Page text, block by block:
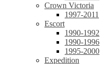
Crown Victoria
1997-2011
Escort
1990-1992
1990-1996
1995-2000
Expedition